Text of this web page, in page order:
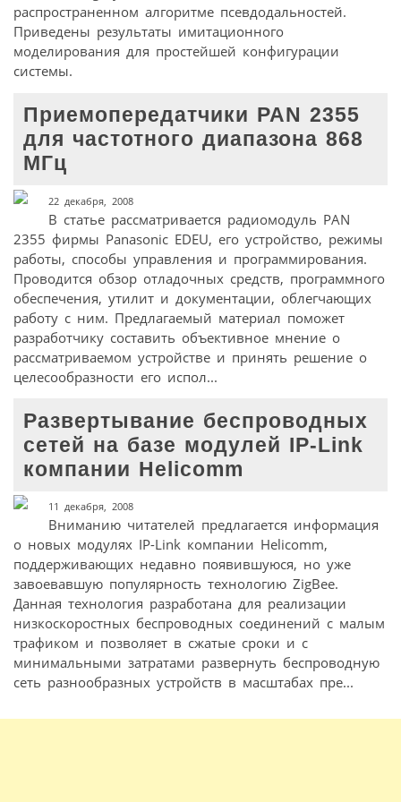
распространенном алгоритме псевдодальностей.
Приведены результаты имитационного
моделирования для простейшей конфигурации
системы.
Приемопередатчики PAN 2355
для частотного диапазона 868
МГц
22 декабря, 2008
В статье рассматривается радиомодуль PAN
2355 фирмы Panasonic EDEU, его устройство, режимы
работы, способы управления и программирования.
Проводится обзор отладочных средств, программного
обеспечения, утилит и документации, облегчающих
работу с ним. Предлагаемый материал поможет
разработчику составить объективное мнение о
рассматриваемом устройстве и принять решение о
целесообразности его испол...
Развертывание беспроводных
сетей на базе модулей IP-Link
компании Helicomm
11 декабря, 2008
Вниманию читателей предлагается информация
о новых модулях IP-Link компании Helicomm,
поддерживающих недавно появившуюся, но уже
завоевавшую популярность технологию ZigBee.
Данная технология разработана для реализации
низкоскоростных беспроводных соединений с малым
трафиком и позволяет в сжатые сроки и с
минимальными затратами развернуть беспроводную
сеть разнообразных устройств в масштабах пре...